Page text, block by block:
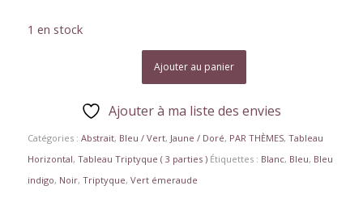
1 en stock
Ajouter au panier
Ajouter à ma liste des envies
Catégories : Abstrait, Bleu / Vert, Jaune / Doré, PAR THÈMES, Tableau
Horizontal, Tableau Triptyque ( 3 parties ) Étiquettes : Blanc, Bleu, Bleu
indigo, Noir, Triptyque, Vert émeraude